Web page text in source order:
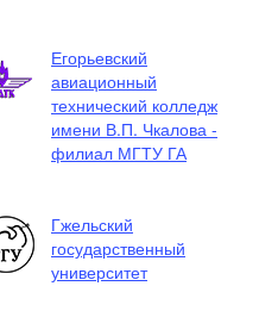
Егорьевский
авиационный
технический колледж
имени В.П. Чкалова -
филиал МГТУ ГА
Гжельский
государственный
университет